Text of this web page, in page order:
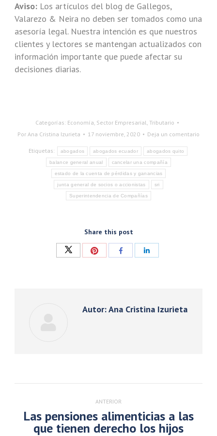
Aviso: Los artículos del blog de Gallegos,
Valarezo & Neira no deben ser tomados como una
asesoría legal. Nuestra intención es que nuestros
clientes y lectores se mantengan actualizados con
información importante que puede afectar su
decisiones diarias.
Categorías: Economía, Sector Empresarial, Tributario
Por Ana Cristina Izurieta 17 noviembre, 2020 Deja un comentario
Etiquetas: abogados abogados ecuador abogados quito
balance general anual cancelar una compañía
estado de la cuenta de pérdidas y ganancias
junta general de socios o accionistas sri
Superintendencia de Compañías
Share this post
Compartir CompartirCompartir
Autor:Ana Cristina Izurieta
Navegación
publicaciones
ANTERIOR
Publicación
anterior:
Las pensiones alimenticias a las
que tienen derecho los hijos